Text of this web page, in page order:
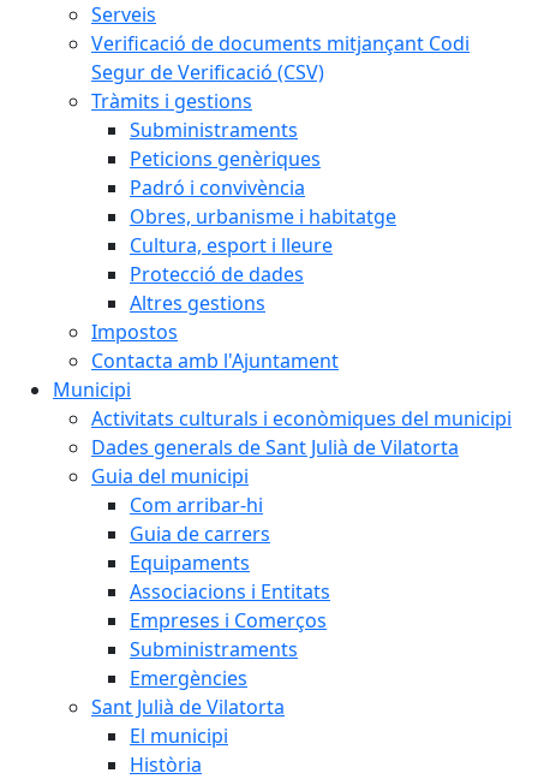
Serveis
Verificació de documents mitjançant Codi
Segur de Verificació (CSV)
Tràmits i gestions
Subministraments
Peticions genèriques
Padró i convivència
Obres, urbanisme i habitatge
Cultura, esport i lleure
Protecció de dades
Altres gestions
Impostos
Contacta amb l'Ajuntament
Municipi
Activitats culturals i econòmiques del municipi
Dades generals de Sant Julià de Vilatorta
Guia del municipi
Com arribar-hi
Guia de carrers
Equipaments
Associacions i Entitats
Empreses i Comerços
Subministraments
Emergències
Sant Julià de Vilatorta
El municipi
Història